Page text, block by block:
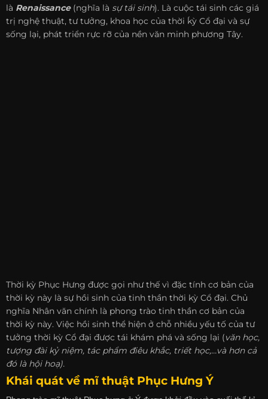
là Renaissance (nghĩa là sự tái sinh). Là cuộc tái sinh các giá
trị nghệ thuật, tư tưởng, khoa học của thời ḱỳ Cổ đại và sự
sống lại, phát triển rực rỡ của nền văn minh phương Tây.
Thời kỳ Phục Hưng được gọi như thế vì đặc tính cơ bản của
thời kỳ này là sự hồi sinh của tinh thần thời kỳ Cổ đại. Chủ
nghĩa Nhân văn chính là phong trào tinh thần cơ bản của
thời kỳ này. Việc hồi sinh thể hiện ở chỗ nhiều yếu tố của tư
tưởng thời kỳ Cổ đại được tái khám phá và sống lại (văn học,
tượng đài kỷ niệm, tác phẩm điêu khắc, triết học,…và hơn cả
đó là hội hoạ).
Khái quát về mĩ thuật Phục Hưng Ý